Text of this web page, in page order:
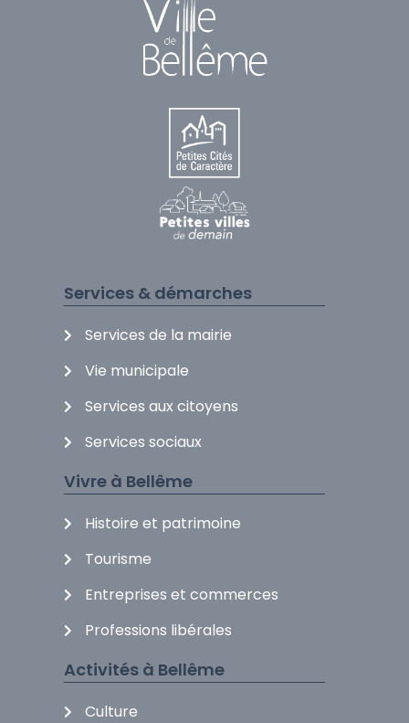
Services & démarches
Services de la mairie
Vie municipale
Services aux citoyens
Services sociaux
Vivre à Bellême
Histoire et patrimoine
Tourisme
Entreprises et commerces
Professions libérales
Activités à Bellême
Culture